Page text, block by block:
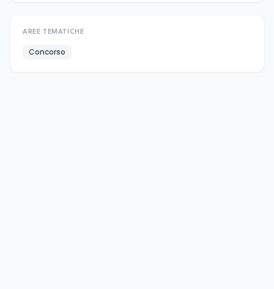
AREE TEMATICHE
Concorso